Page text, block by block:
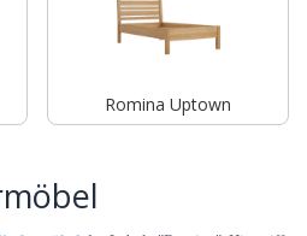
Romina Uptown